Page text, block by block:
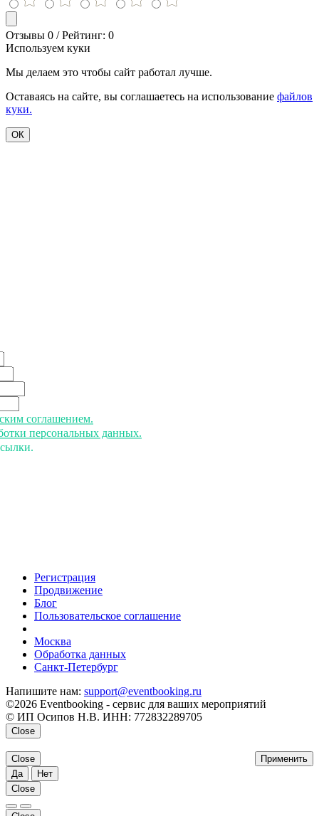
Отзывы 0 / Рейтинг: 0
Используем куки
Мы делаем это чтобы сайт работал лучше.
Оставаясь на сайте, вы соглашаетесь на использование файлов
куки.
ОК
соглашением.
персональных данных.
Регистрация
Продвижение
Блог
Пользовательское соглашение
Москва
Обработка данных
Санкт-Петербург
Напишите нам: support@eventbooking.ru
©2026 Eventbooking - сервис для ваших мероприятий
© ИП Осипов Н.В. ИНН: 772832289705
Close
Применить
Close
Да
Нет
Close